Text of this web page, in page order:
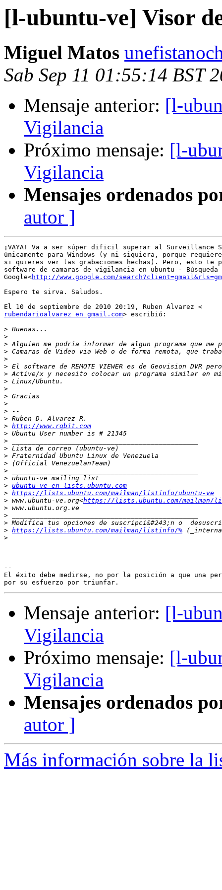
[l-ubuntu-ve] Visor
Miguel Matos
Sab Sep 11 01:55:14 BST
Mensaje anterior: [l-
Vigilancia
Próximo mensaje: [l-
Vigilancia
Mensajes ordenados
autor ]
¡VAYA! Va a ser súper dificil superar al Surveillance
únicamente para Windows (y ni siquiera, porque
si quieres ver las grabaciones hechas). Pero, esto te
software de camaras de vigilancia en ubuntu - Búsqueda
Google<http://www.google.com/
Espero te sirva. Saludos.
rubendarioalvarez en gmail.com> escribió:
>
>
>
>
>
>
>
>
>
>
>
>
>
> http://www.rqbit.com
>
>
>
>
>
>
>
> ubuntu-ve en lists.ubuntu.com
> https://lists.ubuntu.com/mailman/listinfo/ubuntu-ve
> www.ubuntu-ve.org<https://lists.ubuntu.com/mailman/
>
>
>
> https://lists.ubuntu.com/mailman/listinfo/%
>
--
El éxito debe medirse, no por la posición a que una
Mensaje anterior: [l-
Vigilancia
Próximo mensaje: [l-
Vigilancia
Mensajes ordenados
autor ]
Más información sobre la